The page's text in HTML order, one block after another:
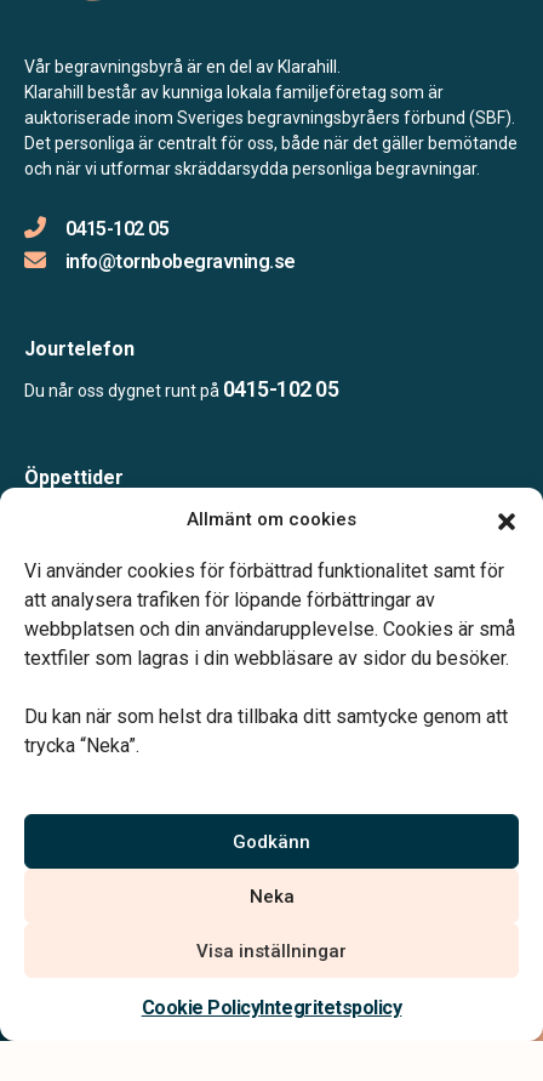
Allmänt om cookies
Vi använder cookies för förbättrad funktionalitet samt för
att analysera trafiken för löpande förbättringar av
webbplatsen och din användarupplevelse. Cookies är små
textfiler som lagras i din webbläsare av sidor du besöker.
Du kan när som helst dra tillbaka ditt samtycke genom att
trycka “Neka”.
Godkänn
Neka
Visa inställningar
Cookie PolicyIntegritetspolicy
Kontakta oss
Vår begravningsbyrå är en del av Klarahill.
Klarahill består av kunniga lokala familjeföretag som är
auktoriserade inom Sveriges begravningsbyråers förbund (SBF).
Det personliga är centralt för oss, både när det gäller bemötande
och när vi utformar skräddarsydda personliga begravningar.
0415-102 05
info@tornbobegravning.se
Jourtelefon
Du når oss dygnet runt på 0415-102 05
Öppettider
Måndag-Torsdag 09.00-15.00
Telefonjour dygnet runt.
Vårt systerbolag Verahill hjälper dig med familjejuridiken –
Vi är auktoriserade av Sveriges Begravningsbyråers Förbund och
har högt ställda krav på utbildning, kvalitet, miljö och arbetsmiljö.